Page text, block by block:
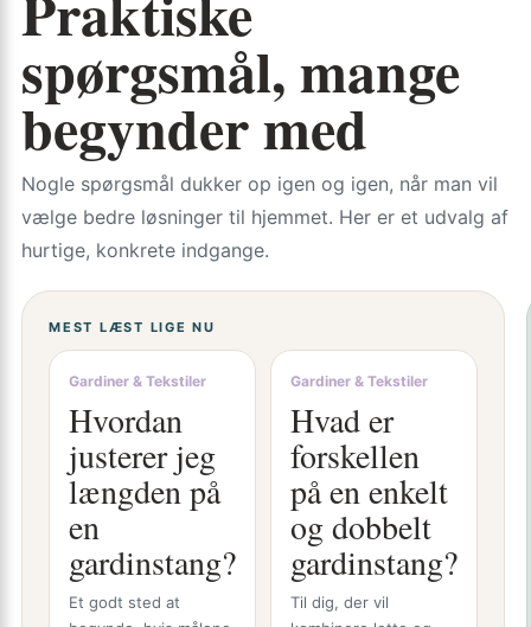
spørgsmål, mange
begynder med
Nogle spørgsmål dukker op igen og igen, når man vil
vælge bedre løsninger til hjemmet. Her er et udvalg af
hurtige, konkrete indgange.
MEST LÆST LIGE NU
Gardiner & Tekstiler
Hvordan
justerer jeg
længden på
en
gardinstang?
Et godt sted at
Gardiner & Tekstiler
Hvad er
forskellen
på en enkelt
og dobbelt
gardinstang?
Til dig, der vil